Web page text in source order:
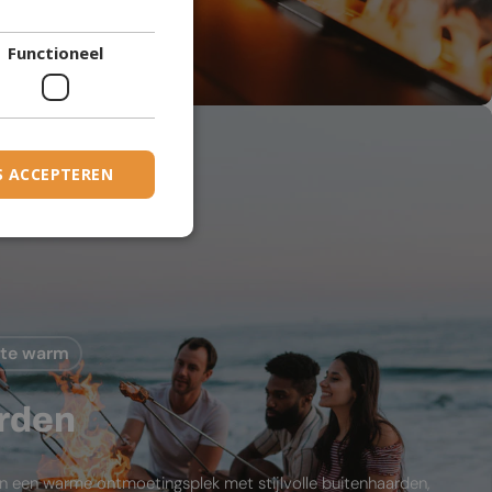
warm
een warme ontmoetingsplek met stijlvolle buitenhaarden,
DUTCH
FRENCH
GERMAN
GREEK
ITALIAN
LATVIAN
LITHUANIAN
Functioneel
ACCEPTEREN